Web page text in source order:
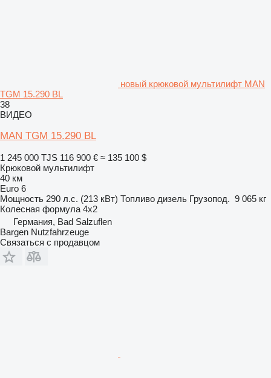
новый крюковой мультилифт MAN
TGM 15.290 BL
38
ВИДЕО
MAN TGM 15.290 BL
1 245 000 TJS 116 900 € ≈ 135 100 $
Крюковой мультилифт
40 км
Euro 6
Мощность 290 л.с. (213 кВт) Топливо дизель Грузопод. 9 065 кг
Колесная формула 4x2
Германия, Bad Salzuflen
Bargen Nutzfahrzeuge
Связаться с продавцом